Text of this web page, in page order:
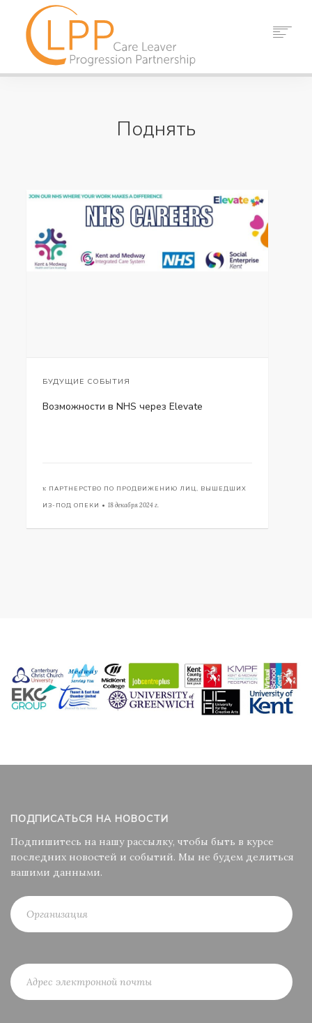
ПОИСК
Поднять
БУДУЩИЕ СОБЫТИЯ
Возможности в NHS через Elevate
к ПАРТНЕРСТВО ПО ПРОДВИЖЕНИЮ ЛИЦ, ВЫШЕДШИХ
ИЗ-ПОД ОПЕКИ • 18 декабря 2024 г.
ПОДПИСАТЬСЯ НА НОВОСТИ
Подпишитесь на нашу рассылку, чтобы быть в курсе
последних новостей и событий. Мы не будем делиться
вашими данными.